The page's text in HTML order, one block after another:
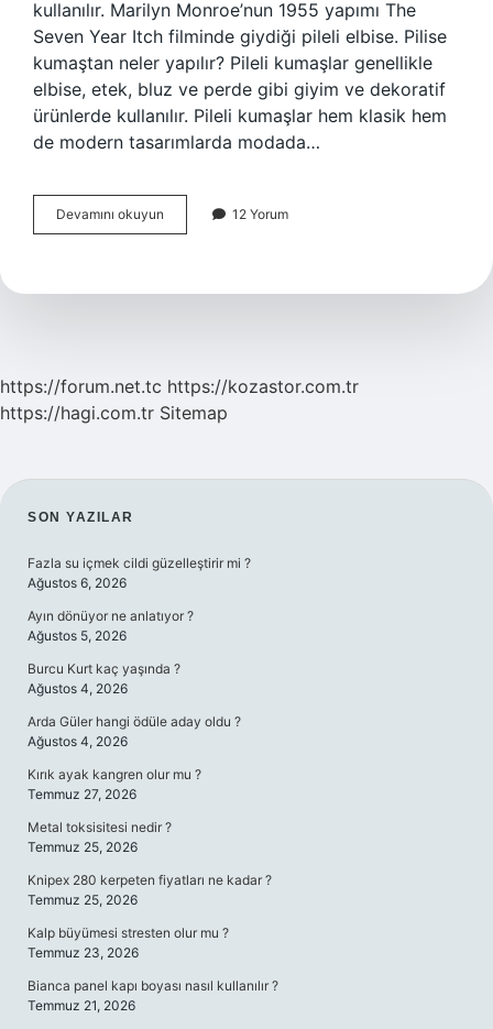
kullanılır. Marilyn Monroe’nun 1955 yapımı The
Seven Year Itch filminde giydiği pileli elbise. Pilise
kumaştan neler yapılır? Pileli kumaşlar genellikle
elbise, etek, bluz ve perde gibi giyim ve dekoratif
ürünlerde kullanılır. Pileli kumaşlar hem klasik hem
de modern tasarımlarda modada…
Devamını okuyun
Büzgü
12 Yorum
https://forum.net.tc https://kozastor.com.tr
https://hagi.com.tr Sitemap
SIDEBAR
SON YAZILAR
Fazla su içmek cildi güzelleştirir mi ?
Ağustos 6, 2026
Ayın dönüyor ne anlatıyor ?
Ağustos 5, 2026
Burcu Kurt kaç yaşında ?
Ağustos 4, 2026
Arda Güler hangi ödüle aday oldu ?
Ağustos 4, 2026
Kırık ayak kangren olur mu ?
Temmuz 27, 2026
Metal toksisitesi nedir ?
Temmuz 25, 2026
Knipex 280 kerpeten fiyatları ne kadar ?
Temmuz 25, 2026
Kalp büyümesi stresten olur mu ?
Temmuz 23, 2026
Bianca panel kapı boyası nasıl kullanılır ?
Temmuz 21, 2026